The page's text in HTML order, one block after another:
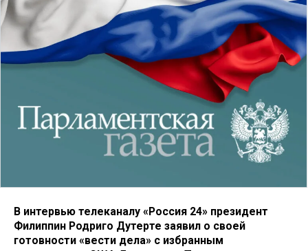
В интервью телеканалу «Россия 24» президент
Филиппин Родриго Дутерте заявил о своей
готовности «вести дела» с избранным